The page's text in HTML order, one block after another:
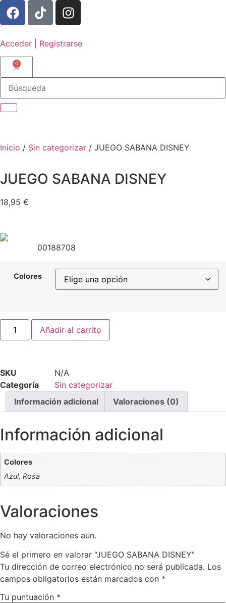
Acceder | Registrarse
0
Inicio / Sin categorizar / JUEGO SABANA DISNEY
JUEGO SABANA DISNEY
18,95 €
00188708
Colores
Añadir al carrito
SKU
N/A
Categoría
Sin categorizar
Información adicional
Valoraciones (0)
Información adicional
Colores
Azul, Rosa
Valoraciones
No hay valoraciones aún.
Sé el primero en valorar “JUEGO SABANA DISNEY”
Tu dirección de correo electrónico no será publicada. Los
campos obligatorios están marcados con *
Tu puntuación *